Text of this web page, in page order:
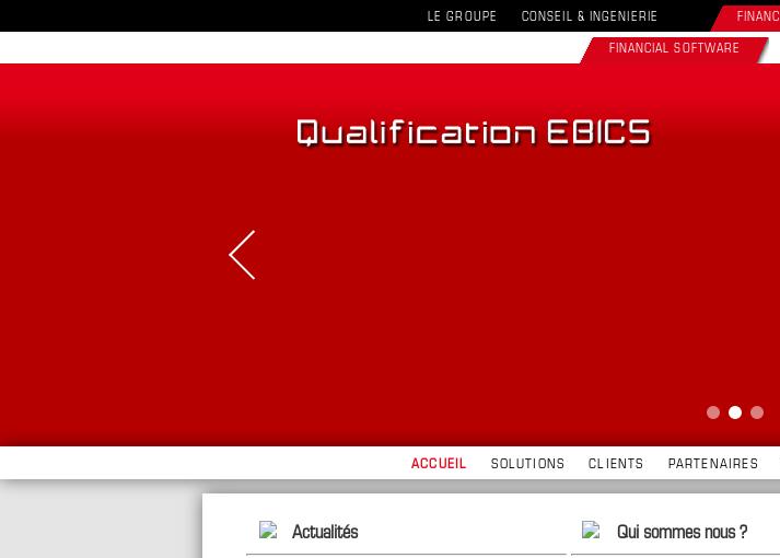
LE GROUPE CONSEIL & INGENIERIE
FINANCIAL SOFTWARE
ACCUEIL SOLUTIONS CLIENTS PARTENAIRES
Actualités Qui sommes nous ?